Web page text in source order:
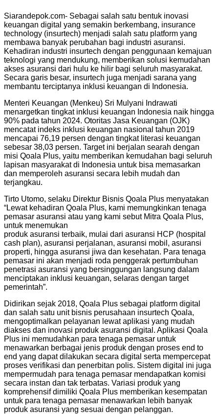
Siarandepok.com- Sebagai salah satu bentuk inovasi
keuangan digital yang semakin berkembang, insurance
technology (insurtech) menjadi salah satu platform yang
membawa banyak perubahan bagi industri asuransi.
Kehadiran industri insurtech dengan penggunaan kemajuan
teknologi yang mendukung, memberikan solusi kemudahan
akses asuransi dari hulu ke hilir bagi seluruh masyarakat.
Secara garis besar, insurtech juga menjadi sarana yang
membantu terciptanya inklusi keuangan di Indonesia.
Menteri Keuangan (Menkeu) Sri Mulyani Indrawati
menargetkan tingkat inklusi keuangan Indonesia naik hingga
90% pada tahun 2024. Otoritas Jasa Keuangan (OJK)
mencatat indeks inklusi keuangan nasional tahun 2019
mencapai 76,19 persen dengan tingkat literasi keuangan
sebesar 38,03 persen. Target ini berjalan searah dengan
misi Qoala Plus, yaitu memberikan kemudahan bagi seluruh
lapisan masyarakat di Indonesia untuk bisa memasarkan
dan memperoleh asuransi secara lebih mudah dan
terjangkau.
Tirto Utomo, selaku Direktur Bisnis Qoala Plus menyatakan
“Lewat kehadiran Qoala Plus, kami memungkinkan tenaga
pemasar asuransi atau yang kami sebut Mitra Qoala Plus,
untuk menemukan
produk asuransi terbaik, mulai dari asuransi HCP (hospital
cash plan), asuransi perjalanan, asuransi mobil, asuransi
properti, hingga asuransi jiwa dan kesehatan. Para tenaga
pemasar ini akan menjadi roda penggerak pertumbuhan
penetrasi asuransi yang bersinggungan langsung dalam
menciptakan inklusi keuangan, selaras dengan target
pemerintah”.
Didirikan sejak 2018, Qoala Plus sebagai platform digital
dan salah satu unit bisnis perusahaan insurtech Qoala,
mengoptimalkan pelayanan lewat aplikasi yang mudah
diakses dan inovasi produk asuransi digital. Aplikasi Qoala
Plus ini memudahkan para tenaga pemasar untuk
menawarkan berbagai jenis produk dengan proses end to
end yang dapat dilakukan secara digital serta mempercepat
proses verifikasi dan penerbitan polis. Sistem digital ini juga
mempermudah para tenaga pemasar mendapatkan komisi
secara instan dan tak terbatas. Variasi produk yang
komprehensif dimiliki Qoala Plus memberikan kesempatan
untuk para tenaga pemasar menawarkan lebih banyak
produk asuransi yang sesuai dengan pelanggan.